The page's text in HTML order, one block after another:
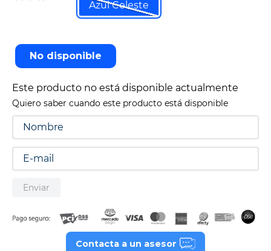
Azul Celeste
No disponible
Este producto no está disponible actualmente
Quiero saber cuando este producto está disponible
Enviar
Contacta a un asesor
cine
10. alexa echo dot 5